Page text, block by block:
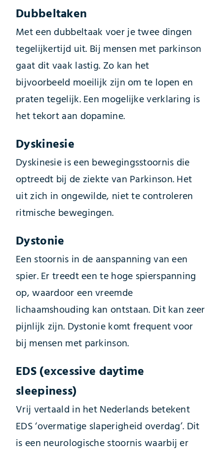
Dubbeltaken
Met een dubbeltaak voer je twee dingen
tegelijkertijd uit. Bij mensen met parkinson
gaat dit vaak lastig. Zo kan het
bijvoorbeeld moeilijk zijn om te lopen en
praten tegelijk. Een mogelijke verklaring is
het tekort aan dopamine.
Dyskinesie
Dyskinesie is een bewegingsstoornis die
optreedt bij de ziekte van Parkinson. Het
uit zich in ongewilde, niet te controleren
ritmische bewegingen.
Dystonie
Een stoornis in de aanspanning van een
spier. Er treedt een te hoge spierspanning
op, waardoor een vreemde
lichaamshouding kan ontstaan. Dit kan zeer
pijnlijk zijn. Dystonie komt frequent voor
bij mensen met parkinson.
EDS (excessive daytime
sleepiness)
Vrij vertaald in het Nederlands betekent
EDS ‘overmatige slaperigheid overdag’. Dit
is een neurologische stoornis waarbij er